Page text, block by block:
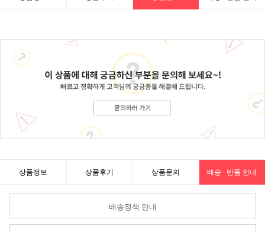
상품정보 상품후기 상품문의 배송 · 반품 안내
배송정책 안내